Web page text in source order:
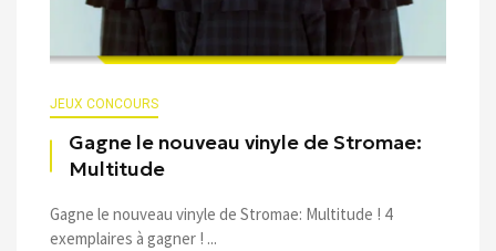
JEUX CONCOURS
Gagne le nouveau vinyle de Stromae:
Multitude
Gagne le nouveau vinyle de Stromae: Multitude ! 4
exemplaires à gagner ! ...